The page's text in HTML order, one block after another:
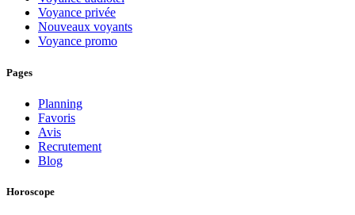
Voyance privée
Nouveaux voyants
Voyance promo
Pages
Planning
Favoris
Avis
Recrutement
Blog
Horoscope